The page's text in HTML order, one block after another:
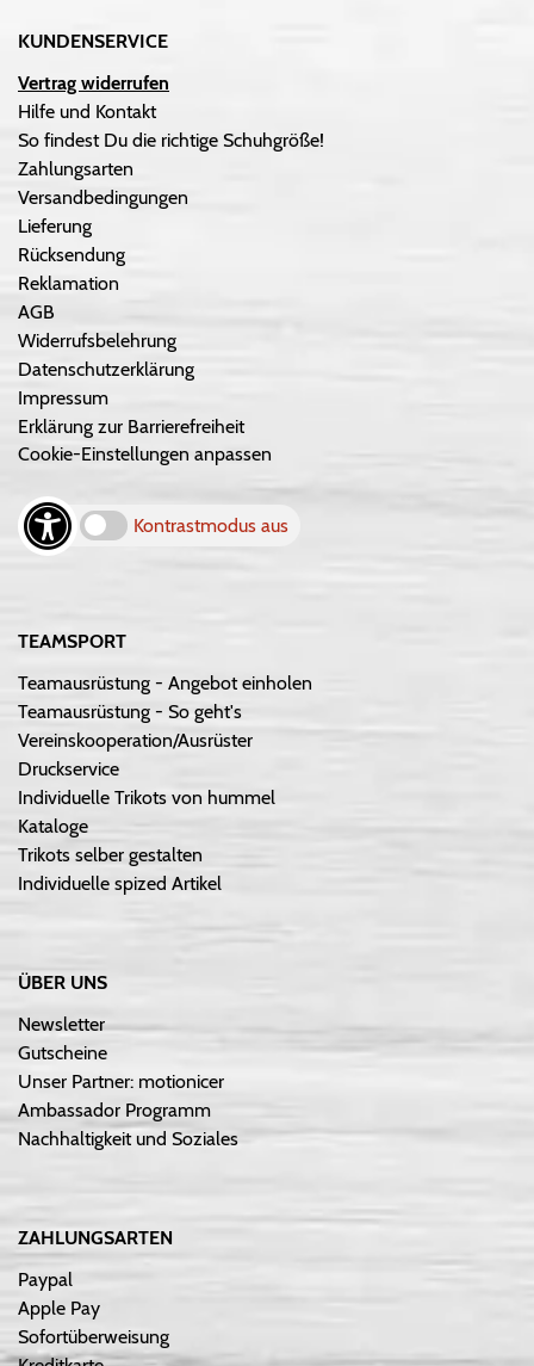
KUNDENSERVICE
Vertrag widerrufen
Hilfe und Kontakt
So findest Du die richtige Schuhgröße!
Zahlungsarten
Versandbedingungen
Lieferung
Rücksendung
Reklamation
AGB
Widerrufsbelehrung
Datenschutzerklärung
Impressum
Erklärung zur Barrierefreiheit
Cookie-Einstellungen anpassen
Kontrastmodus aus
TEAMSPORT
Teamausrüstung - Angebot einholen
Teamausrüstung - So geht's
Vereinskooperation/Ausrüster
Druckservice
Individuelle Trikots von hummel
Kataloge
Trikots selber gestalten
Individuelle spized Artikel
ÜBER UNS
Newsletter
Gutscheine
Unser Partner: motionicer
Ambassador Programm
Nachhaltigkeit und Soziales
ZAHLUNGSARTEN
Paypal
Apple Pay
Sofortüberweisung